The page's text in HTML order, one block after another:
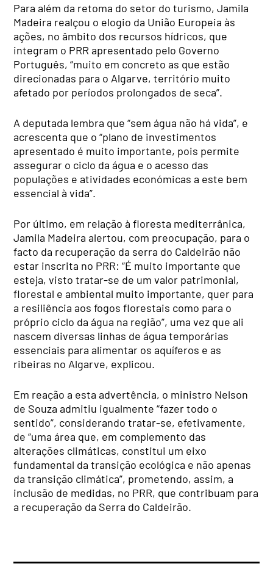
Para além da retoma do setor do turismo, Jamila
Madeira realçou o elogio da União Europeia às
ações, no âmbito dos recursos hídricos, que
integram o PRR apresentado pelo Governo
Português, “muito em concreto as que estão
direcionadas para o Algarve, território muito
afetado por períodos prolongados de seca”.
A deputada lembra que “sem água não há vida”, e
acrescenta que o “plano de investimentos
apresentado é muito importante, pois permite
assegurar o ciclo da água e o acesso das
populações e atividades económicas a este bem
essencial à vida”.
Por último, em relação à floresta mediterrânica,
Jamila Madeira alertou, com preocupação, para o
facto da recuperação da serra do Caldeirão não
estar inscrita no PRR: “É muito importante que
esteja, visto tratar-se de um valor patrimonial,
florestal e ambiental muito importante, quer para
a resiliência aos fogos florestais como para o
próprio ciclo da água na região”, uma vez que ali
nascem diversas linhas de água temporárias
essenciais para alimentar os aquíferos e as
ribeiras no Algarve, explicou.
Em reação a esta advertência, o ministro Nelson
de Souza admitiu igualmente “fazer todo o
sentido”, considerando tratar-se, efetivamente,
de “uma área que, em complemento das
alterações climáticas, constitui um eixo
fundamental da transição ecológica e não apenas
da transição climática”, prometendo, assim, a
inclusão de medidas, no PRR, que contribuam para
a recuperação da Serra do Caldeirão.